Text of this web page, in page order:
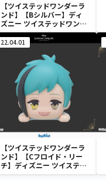
【ツイステッドワンダーラ
ンド】【Bシルバー】ディ
ズニー ツイステッドワンダ
ーランド& you[MP]式典服
[KCM]“ディアソムニア寮”
22.04.01
【ツイステッドワンダーラ
ンド】【Cフロイド・リー
チ】ディズニー ツイステッ
ドワンダーランド ちょこの